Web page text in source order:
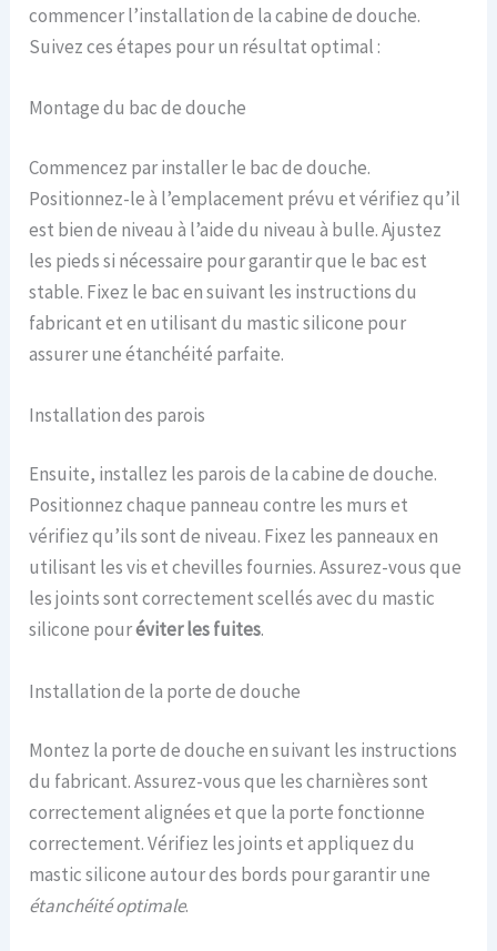
commencer l’installation de la cabine de douche.
Suivez ces étapes pour un résultat optimal :
Montage du bac de douche
Commencez par installer le bac de douche.
Positionnez-le à l’emplacement prévu et vérifiez qu’il
est bien de niveau à l’aide du niveau à bulle. Ajustez
les pieds si nécessaire pour garantir que le bac est
stable. Fixez le bac en suivant les instructions du
fabricant et en utilisant du mastic silicone pour
assurer une étanchéité parfaite.
Installation des parois
Ensuite, installez les parois de la cabine de douche.
Positionnez chaque panneau contre les murs et
vérifiez qu’ils sont de niveau. Fixez les panneaux en
utilisant les vis et chevilles fournies. Assurez-vous que
les joints sont correctement scellés avec du mastic
silicone pouréviter les fuites.
Installation de la porte de douche
Montez la porte de douche en suivant les instructions
du fabricant. Assurez-vous que les charnières sont
correctement alignées et que la porte fonctionne
correctement. Vérifiez les joints et appliquez du
mastic silicone autour des bords pour garantir une
étanchéité optimale.